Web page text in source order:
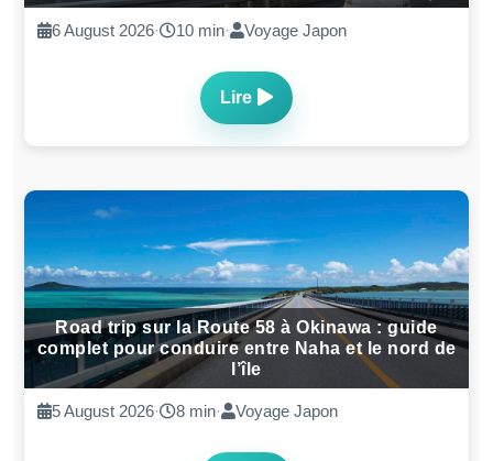
6 August 2026· 10 min· Voyage Japon
Lire
Road trip sur la Route 58 à Okinawa : guide
complet pour conduire entre Naha et le nord de
l’île
5 August 2026· 8 min· Voyage Japon